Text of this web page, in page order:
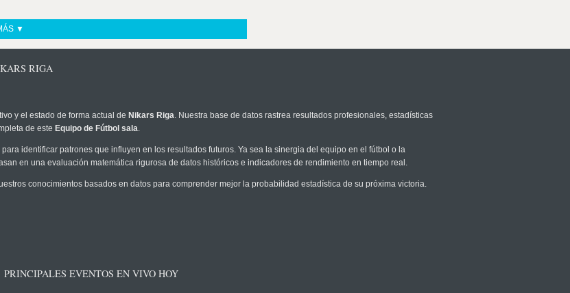
▼
RIGA
y el estado de forma actual de Nikars Riga. Nuestra base de datos rastrea resultados profesionales, estadísticas
de este Equipo de Fútbol sala.
identificar patrones que influyen en los resultados futuros. Ya sea la sinergia del equipo en el fútbol o la
en una evaluación matemática rigurosa de datos históricos e indicadores de rendimiento en tiempo real.
conocimientos basados en datos para comprender mejor la probabilidad estadística de su próxima victoria.
PRINCIPALES EVENTOS EN VIVO HOY